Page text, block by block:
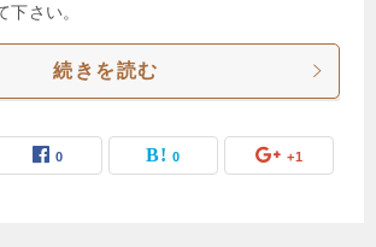
下さい。
続きを読む
0 0 +1